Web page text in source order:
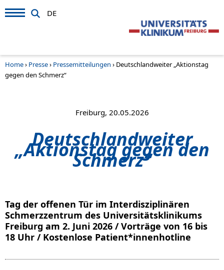
DE
Home› Presse› Pressemitteilungen › Deutschlandweiter „Aktionstag
gegen den Schmerz“
Freiburg, 20.05.2026
Deutschlandweiter
„Aktionstag gegen den
Schmerz“
Tag der offenen Tür im Interdisziplinären
Schmerzzentrum des Universitätsklinikums
Freiburg am 2. Juni 2026 / Vorträge von 16 bis
18 Uhr / Kostenlose Patient*innenhotline